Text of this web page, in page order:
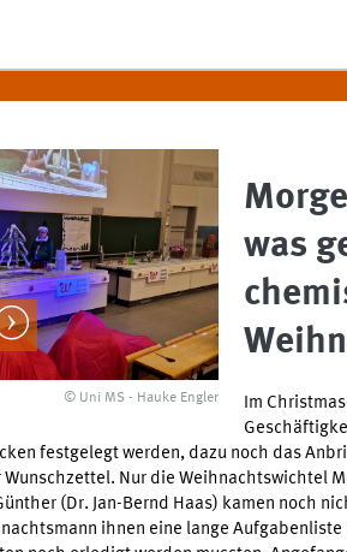
© Uni MS - Hauke Engler
was
Im
festgelegt werden, dazu noch das
Nur die Weihnachtswichtel
(Dr. Jan-Bernd Haas) kamen noch
ihnen eine lange